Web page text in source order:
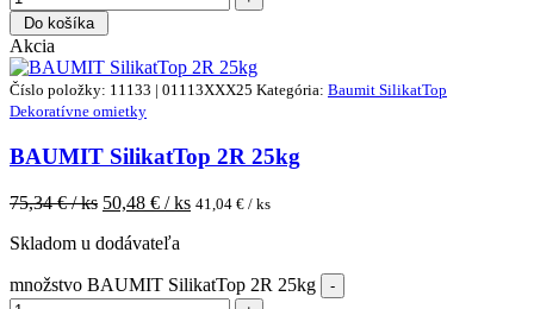
Do košíka
Akcia
Číslo položky: 11133 | 01113XXX25 Kategória: Baumit SilikatTop
Dekoratívne omietky
BAUMIT SilikatTop 2R 25kg
75,34€ / ks 50,48 € / ks 41,04 € / ks
Skladom u dodávateľa
množstvo BAUMIT SilikatTop 2R 25kg